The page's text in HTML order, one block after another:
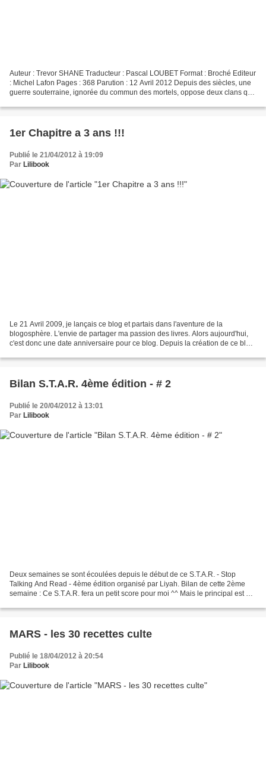
Auteur : Trevor SHANE Traducteur : Pascal LOUBET Format : Broché Editeur
: Michel Lafon Pages : 368 Parution : 12 Avril 2012 Depuis des siècles, une
guerre souterraine, ignorée du commun des mortels, oppose deux clans qui
1er Chapitre a 3 ans !!!
Publié le 21/04/2012 à 19:09
Par Lilibook
Le 21 Avril 2009, je lançais ce blog et partais dans l'aventure de la
blogosphère. L'envie de partager ma passion des livres. Alors aujourd'hui,
c'est donc une date anniversaire pour ce blog. Depuis la création de ce blog,
Bilan S.T.A.R. 4ème édition - # 2
Publié le 20/04/2012 à 13:01
Par Lilibook
Deux semaines se sont écoulées depuis le début de ce S.T.A.R. - Stop
Talking And Read - 4ème édition organisé par Liyah. Bilan de cette 2ème
semaine : Ce S.T.A.R. fera un petit score pour moi ^^ Mais le principal est de
MARS - les 30 recettes culte
Publié le 18/04/2012 à 20:54
Par Lilibook